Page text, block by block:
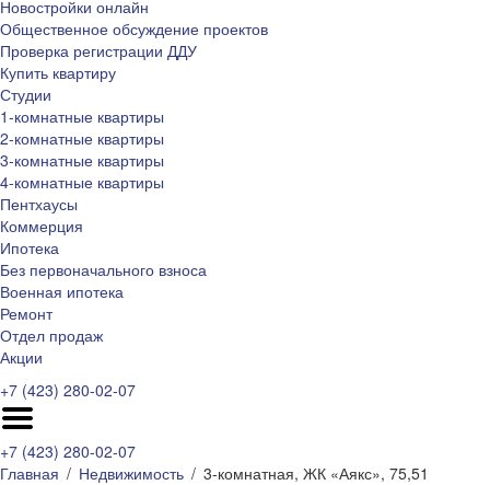
Новостройки онлайн
Общественное обсуждение проектов
Проверка регистрации ДДУ
Купить квартиру
Студии
1-комнатные квартиры
2-комнатные квартиры
3-комнатные квартиры
4-комнатные квартиры
Пентхаусы
Коммерция
Ипотека
Без первоначального взноса
Военная ипотека
Ремонт
Отдел продаж
Акции
+7 (423) 280-02-07
+7 (423) 280-02-07
Главная
Недвижимость 3-комнатная, ЖК «Аякс», 75,51